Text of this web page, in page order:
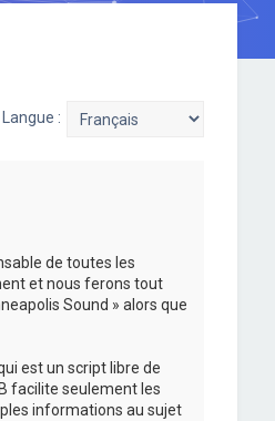
Langue :
de toutes les
et nous ferons tout
Sound » alors que
est un script libre de
facilite seulement les
informations au sujet